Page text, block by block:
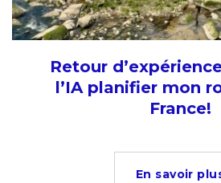
Retour
l’IA planifier mon
France!
En savoir